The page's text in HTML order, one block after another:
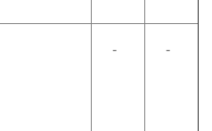
- -